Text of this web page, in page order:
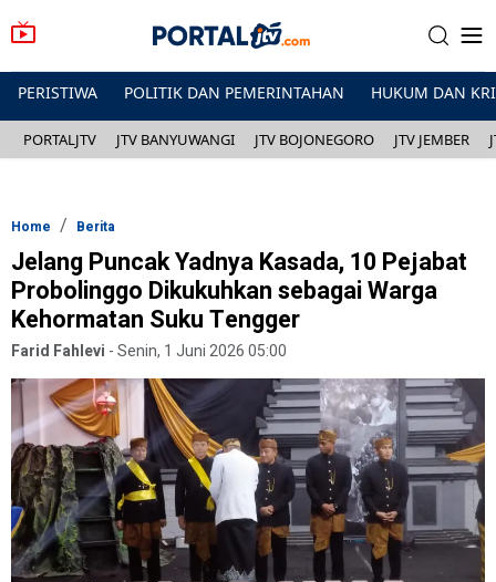
PERISTIWA POLITIK DAN PEMERINTAHAN HUKUM DAN
PORTALJTV JTV BANYUWANGI JTV BOJONEGORO JTV JEMBER
Home Berita
Jelang Puncak Yadnya Kasada, 10 Pejabat
Probolinggo Dikukuhkan sebagai Warga
Kehormatan Suku Tengger
Farid Fahlevi -Senin, 1 Juni 2026 05:00